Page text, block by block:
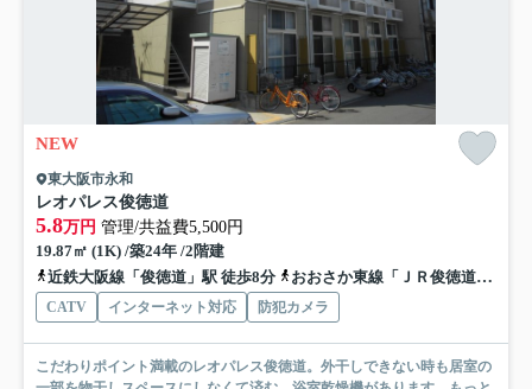
NEW
東大阪市永和
レオパレス俊徳道
5.8万円 管理/共益費5,500円
19.87㎡ (1K) /築24年 /2階建
近鉄大阪線「俊徳道」駅 徒歩8分
おおさか東線「ＪＲ俊徳道」駅 徒歩7分
CATV インターネット対応 防犯カメラ
こだわりポイント満載のレオパレス俊徳道。外干しできない時も居室の